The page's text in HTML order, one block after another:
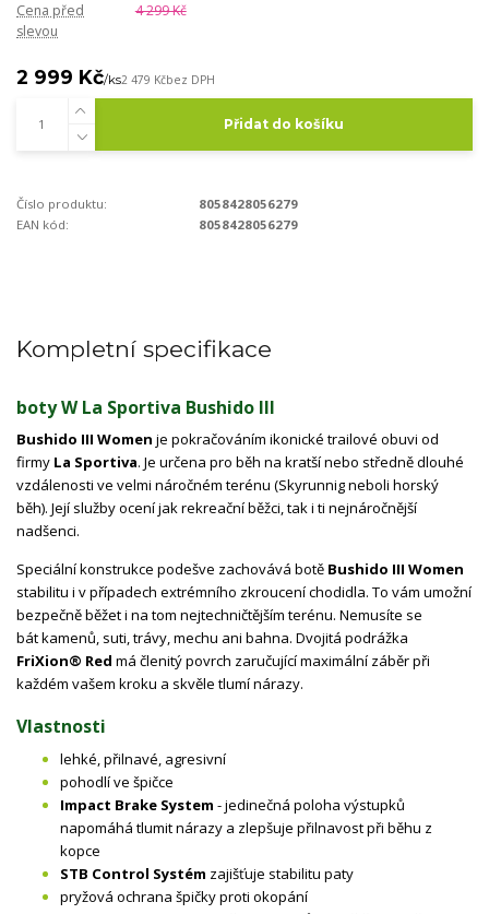
Cena před
slevou
4 299 Kč
2 999 Kč/ks2 479 Kčbez DPH
Přidat do košíku
Číslo produktu:
8058428056279
EAN kód:
8058428056279
Kompletní specifikace
boty W La Sportiva Bushido III
Bushido III Women je pokračováním ikonické trailové obuvi od
firmy La Sportiva. Je určena pro běh na kratší nebo středně dlouhé
vzdálenosti ve velmi náročném terénu (Skyrunnig neboli horský
běh). Její služby ocení jak rekreační běžci, tak i ti nejnáročnější
nadšenci.
Speciální konstrukce podešve zachovává botě Bushido III Women
stabilitu i v případech extrémního zkroucení chodidla. To vám umožní
bezpečně běžet i na tom nejtechničtějším terénu. Nemusíte se
bát kamenů, suti, trávy, mechu ani bahna. Dvojitá podrážka
FriXion® Red má členitý povrch zaručující maximální záběr při
každém vašem kroku a skvěle tlumí nárazy.
Vlastnosti
lehké, přilnavé, agresivní
pohodlí ve špičce
Impact Brake System - jedinečná poloha výstupků
napomáhá tlumit nárazy a zlepšuje přilnavost při běhu z
kopce
STB Control Systém zajišťuje stabilitu paty
pryžová ochrana špičky proti okopání